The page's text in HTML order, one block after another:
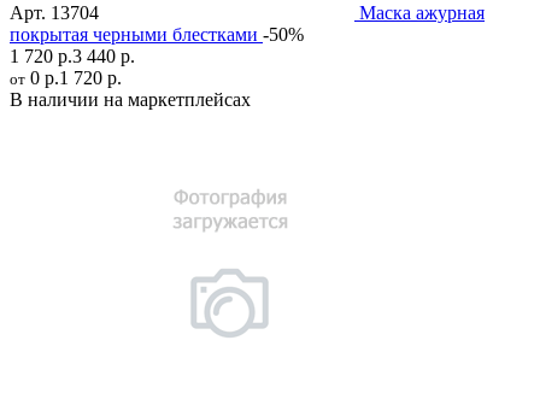
Арт. 13704
Маска ажурная
покрытая черными блестками -50%
1 720 р.3 440 р.
от 0 р.1 720 р.
В наличии на маркетплейсах